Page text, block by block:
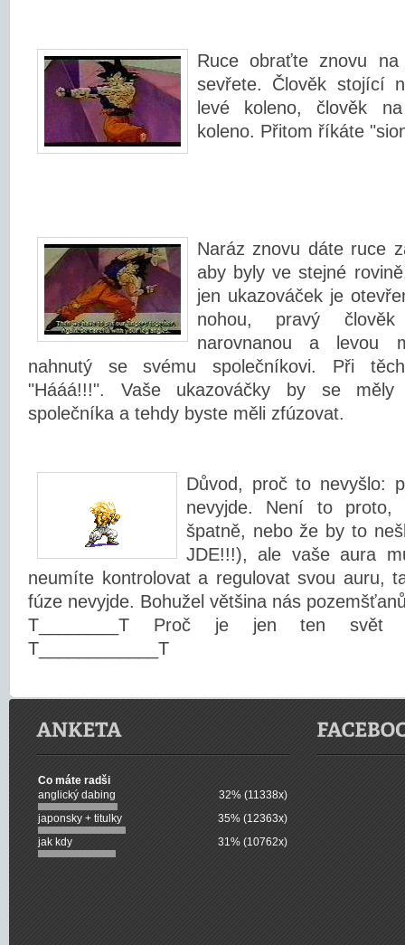
Ruce obraťte znovu
sevřete. Člověk stojící
levé koleno, člověk
koleno. Přitom říkáte
Naráz znovu dáte ruce
aby byly ve stejné
jen ukazováček je
nohou, pravý
narovnanou a levou
nahnutý se svému společníkovi. Při
"Hááá!!!". Vaše ukazováčky by se
společníka a tehdy byste měli zfúzovat.
Důvod, proč to nevyšlo:
nevyjde. Není to proto,
špatně, nebo že by to
JDE!!!), ale vaše aura
neumíte kontrolovat a regulovat svou auru,
fúze nevyjde. Bohužel většina nás
T________T Proč je jen ten svět
T____________T
Co máte radši
anglický dabing
32% (11338x)
japonsky + titulky
35% (12363x)
jak kdy
31% (10762x)